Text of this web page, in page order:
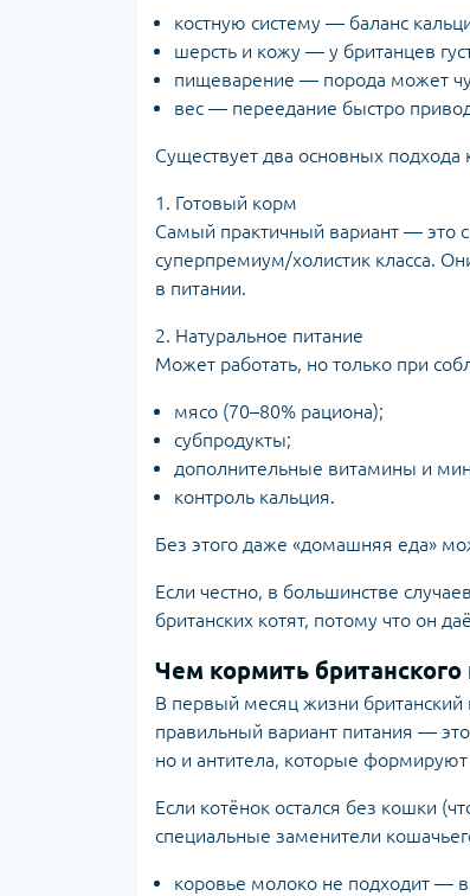
костную систему — баланс
шерсть и кожу — у британцев
пищеварение — порода может
вес — переедание быстро
Существует два основных подхода
1. Готовый корм
Самый практичный вариант — это
суперпремиум/холистик класса.
в питании.
2. Натуральное питание
Может работать, но только при
мясо (70–80% рациона);
субпродукты;
дополнительные витамины и
контроль кальция.
Без этого даже «домашняя еда»
Если честно, в большинстве
британских котят, потому что он
Чем кормить
В первый месяц жизни британский
правильный вариант питания —
но и антитела, которые
Если котёнок остался без кошки
специальные заменители
коровье молоко не подходит —